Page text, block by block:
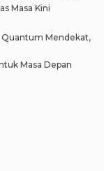
Masa Kini
Quantum Mendekat,
Masa Depan